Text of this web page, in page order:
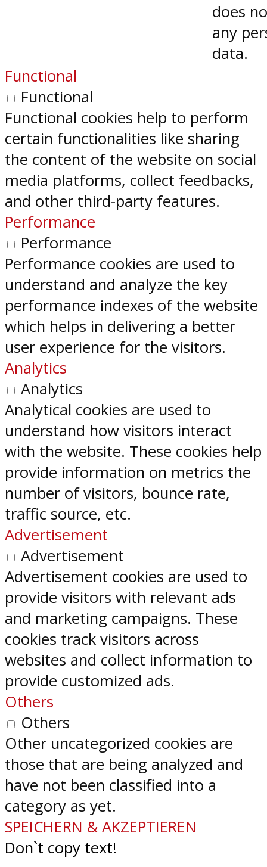
does
any
data.
Functional
Functional
Functional cookies help to perform
certain functionalities like sharing
the content of the website on social
media platforms, collect feedbacks,
and other third-party features.
Performance
Performance
Performance cookies are used to
understand and analyze the key
performance indexes of the website
which helps in delivering a better
user experience for the visitors.
Analytics
Analytics
Analytical cookies are used to
understand how visitors interact
with the website. These cookies help
provide information on metrics the
number of visitors, bounce rate,
traffic source, etc.
Advertisement
Advertisement
Advertisement cookies are used to
provide visitors with relevant ads
and marketing campaigns. These
cookies track visitors across
websites and collect information to
provide customized ads.
Others
Others
Other uncategorized cookies are
those that are being analyzed and
have not been classified into a
category as yet.
SPEICHERN & AKZEPTIEREN
Don`t copy text!